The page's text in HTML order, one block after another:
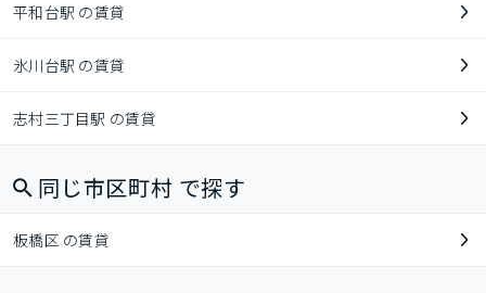
平和台駅 の賃貸
氷川台駅 の賃貸
志村三丁目駅 の賃貸
同じ市区町村 で探す
板橋区 の賃貸